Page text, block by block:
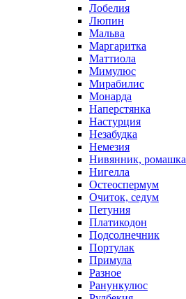
Лобелия
Люпин
Мальва
Маргаритка
Маттиола
Мимулюс
Мирабилис
Монарда
Наперстянка
Настурция
Незабудка
Немезия
Нивянник, ромашка
Нигелла
Остеоспермум
Очиток, седум
Петуния
Платикодон
Подсолнечник
Портулак
Примула
Разное
Ранункулюс